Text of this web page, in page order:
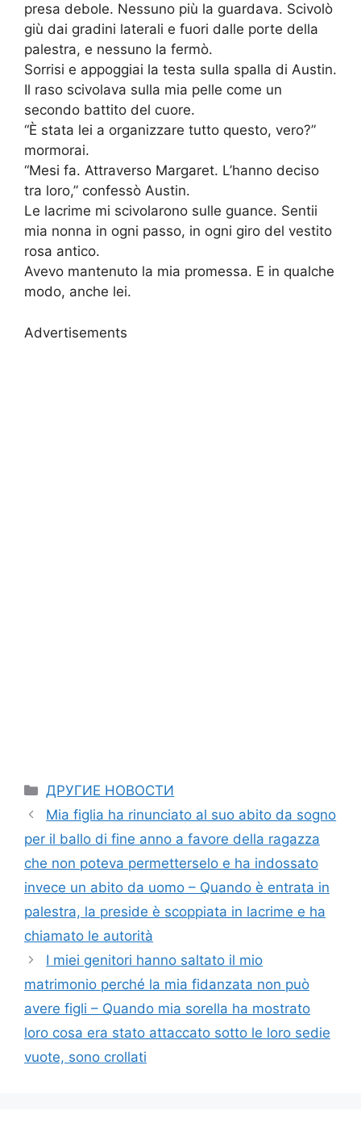
presa debole. Nessuno più la guardava. Scivolò
giù dai gradini laterali e fuori dalle porte della
palestra, e nessuno la fermò.
Sorrisi e appoggiai la testa sulla spalla di Austin.
Il raso scivolava sulla mia pelle come un
secondo battito del cuore.
“È stata lei a organizzare tutto questo, vero?”
mormorai.
“Mesi fa. Attraverso Margaret. L’hanno deciso
tra loro,” confessò Austin.
Le lacrime mi scivolarono sulle guance. Sentii
mia nonna in ogni passo, in ogni giro del vestito
rosa antico.
Avevo mantenuto la mia promessa. E in qualche
modo, anche lei.
Advertisements
Categories
ДРУГИЕ НОВОСТИ
Mia figlia ha rinunciato al suo abito da sogno
per il ballo di fine anno a favore della ragazza
che non poteva permetterselo e ha indossato
invece un abito da uomo – Quando è entrata in
palestra, la preside è scoppiata in lacrime e ha
chiamato le autorità
I miei genitori hanno saltato il mio
matrimonio perché la mia fidanzata non può
avere figli – Quando mia sorella ha mostrato
loro cosa era stato attaccato sotto le loro sedie
vuote, sono crollati